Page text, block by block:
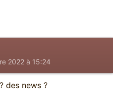
2022 à 15:24
des news ?